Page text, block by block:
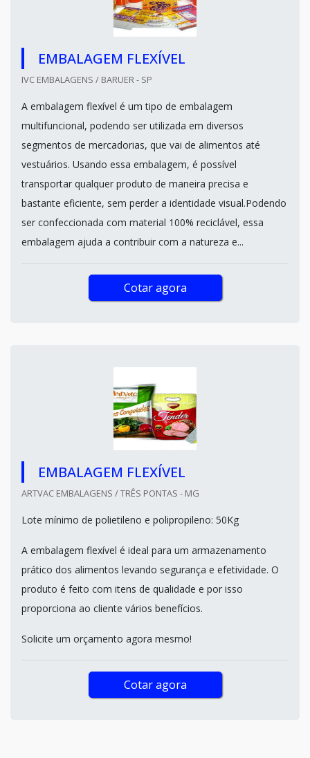
EMBALAGEM FLEXÍVEL
IVC EMBALAGENS / BARUER - SP
A embalagem flexível é um tipo de embalagem
multifuncional, podendo ser utilizada em diversos
segmentos de mercadorias, que vai de alimentos até
vestuários. Usando essa embalagem, é possível
transportar qualquer produto de maneira precisa e
bastante eficiente, sem perder a identidade visual.Podendo
ser confeccionada com material 100% reciclável, essa
embalagem ajuda a contribuir com a natureza e...
Cotar agora
EMBALAGEM FLEXÍVEL
ARTVAC EMBALAGENS / TRÊS PONTAS - MG
Lote mínimo de polietileno e polipropileno: 50Kg
A embalagem flexível é ideal para um armazenamento
prático dos alimentos levando segurança e efetividade. O
produto é feito com itens de qualidade e por isso
proporciona ao cliente vários benefícios.
Solicite um orçamento agora mesmo!
Cotar agora